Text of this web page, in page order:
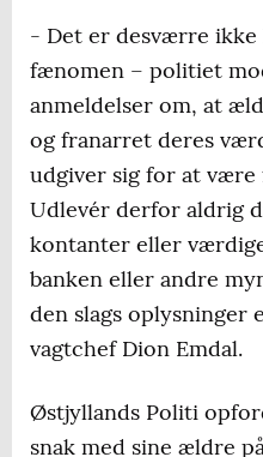
- Det er desværre
fænomen – politiet
anmeldelser om, at
og franarret deres
udgiver sig for at være
Udlevér derfor aldrig
kontanter eller
banken eller andre
den slags oplysninger
vagtchef Dion Emdal.
Østjyllands Politi
snak med sine ældre